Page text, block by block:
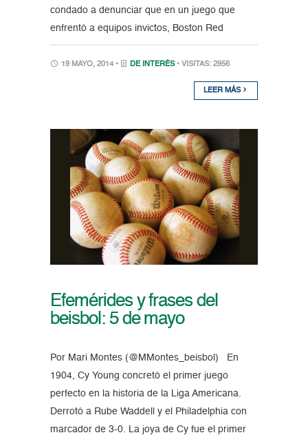
condado a denunciar que en un juego que
enfrentó a equipos invictos, Boston Red
19 MAYO, 2014 • DE INTERÉS • VISITAS: 2956
LEER MÁS
Efemérides y frases del
beisbol: 5 de mayo
Por Mari Montes (@MMontes_beisbol) En
1904, Cy Young concretó el primer juego
perfecto en la historia de la Liga Americana.
Derrotó a Rube Waddell y el Philadelphia con
marcador de 3-0. La joya de Cy fue el primer